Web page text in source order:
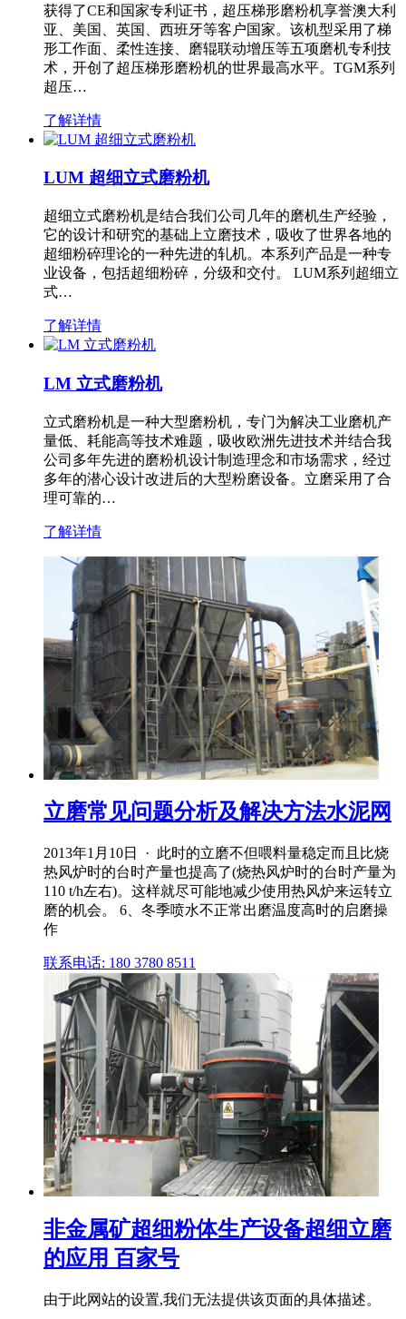
获得了CE和国家专利证书，超压梯形磨粉机享誉澳大利
亚、美国、英国、西班牙等客户国家。该机型采用了梯
形工作面、柔性连接、磨辊联动增压等五项磨机专利技
术，开创了超压梯形磨粉机的世界最高水平。TGM系列
超压…
了解详情
LUM 超细立式磨粉机
超细立式磨粉机是结合我们公司几年的磨机生产经验，
它的设计和研究的基础上立磨技术，吸收了世界各地的
超细粉碎理论的一种先进的轧机。本系列产品是一种专
业设备，包括超细粉碎，分级和交付。 LUM系列超细立
式…
了解详情
LM 立式磨粉机
立式磨粉机是一种大型磨粉机，专门为解决工业磨机产
量低、耗能高等技术难题，吸收欧洲先进技术并结合我
公司多年先进的磨粉机设计制造理念和市场需求，经过
多年的潜心设计改进后的大型粉磨设备。立磨采用了合
理可靠的…
了解详情
立磨常见问题分析及解决方法水泥网
2013年1月10日 · 此时的立磨不但喂料量稳定而且比烧
热风炉时的台时产量也提高了(烧热风炉时的台时产量为
110 t/h左右)。这样就尽可能地减少使用热风炉来运转立
磨的机会。 6、冬季喷水不正常出磨温度高时的启磨操
作
联系电话: 180 3780 8511
非金属矿超细粉体生产设备超细立磨
的应用 百家号
由于此网站的设置,我们无法提供该页面的具体描述。